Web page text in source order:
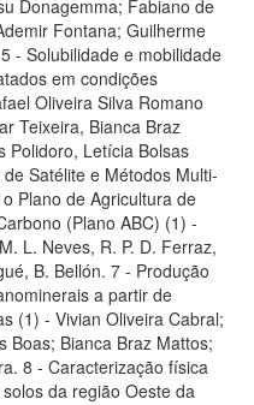
Donagemma; Fabiano de
Fontana; Guilherme
- Solubilidade e mobilidade
em condições
Oliveira Silva Romano
Teixeira, Bianca Braz
Polidoro, Letícia Bolsas
Satélite e Métodos Multi-
Plano de Agricultura de
(Plano ABC) (1) -
L. Neves, R. P. D. Ferraz,
B. Bellón. 7 - Produção
a partir de
(1) - Vivian Oliveira Cabral;
Boas; Bianca Braz Mattos;
8 - Caracterização física
da região Oeste da